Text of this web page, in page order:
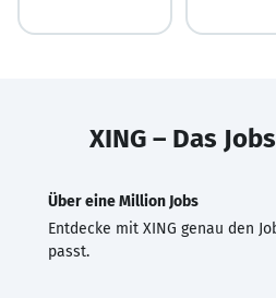
XING – Das
Über eine Million Jobs
Entdecke mit XING genau den
passt.